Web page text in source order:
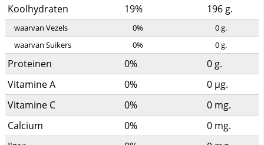
Koolhydraten
19% 196 g.
waarvan Vezels 0% 0g.
waarvan Suikers
0% 0g.
Proteinen 0% 0 g.
Vitamine A
0% 0 µg.
Vitamine C
0% 0 mg.
Calcium
0% 0 mg.